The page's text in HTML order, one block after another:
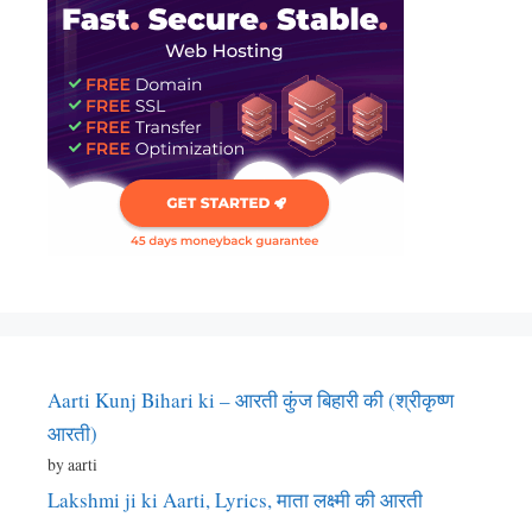
Aarti Kunj Bihari ki – आरती कुंज बिहारी की (श्रीकृष्ण
आरती)
by aarti
Lakshmi ji ki Aarti, Lyrics, माता लक्ष्मी की आरती